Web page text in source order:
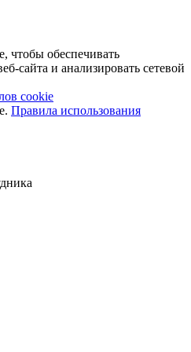
чтобы обеспечивать
сайта и анализировать сетевой
cookie
Правила использования